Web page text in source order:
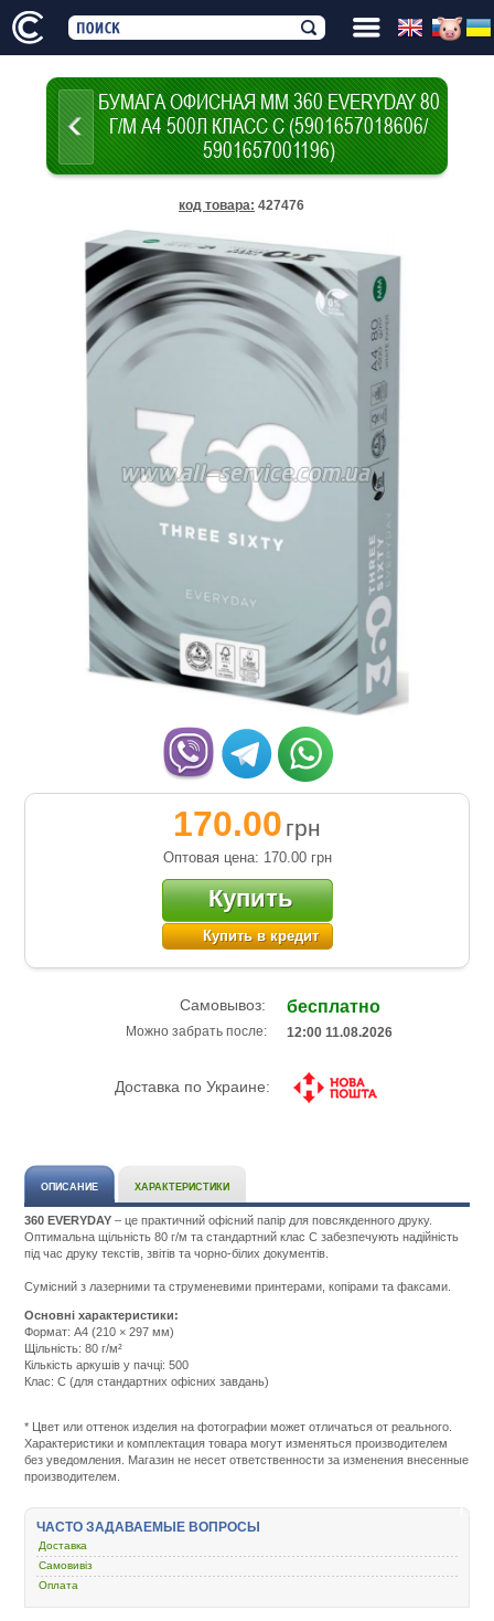
БУМАГА ОФИСНАЯ MM 360 EVERYDAY 80
Г/М A4 500Л КЛАСC C (5901657018606/
5901657001196)
код товара: 427476
170.00 грн
Оптовая цена: 170.00 грн
Купить
Купить в кредит
Самовывоз: бесплатно
Можно забрать после: 12:00 11.08.2026
Доставка по Украине:
ОПИСАНИЕ ХАРАКТЕРИСТИКИ
360 EVERYDAY – це практичний офісний папір для повсякденного друку.
Оптимальна щільність 80 г/м та стандартний клас C забезпечують надійність
під час друку текстів, звітів та чорно-білих документів.
Сумісний з лазерними та струменевими принтерами, копірами та факсами.
Основні характеристики:
Формат: A4 (210 × 297 мм)
Щільність: 80 г/м²
Кількість аркушів у пачці: 500
Клас: C (для стандартних офісних завдань)
rashodnye-
materialy/6009-
bumaga-
everyday-
* Цвет или оттенок изделия на фотографии может отличаться от реального.
Характеристики и комплектация товара могут изменяться производителем
без уведомления. Магазин не несет ответственности за изменения внесенные
производителем.
ЧАСТО ЗАДАВАЕМЫЕ ВОПРОСЫ
Доставка
Самовивіз
Оплата